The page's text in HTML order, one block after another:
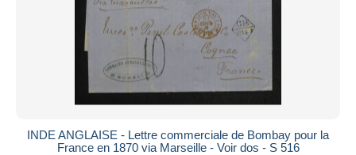
INDE ANGLAISE - Lettre commerciale de Bombay pour la
France en 1870 via Marseille - Voir dos - S 516